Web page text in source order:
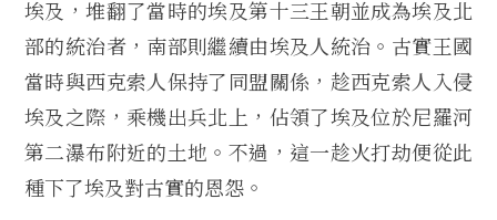
埃及，堆翻了當時的埃及第十三王朝並成為埃及北
部的統治者，南部則繼續由埃及人統治。古實王國
當時與西克索人保持了同盟關係，趁西克索人入侵
埃及之際，乘機出兵北上，佔領了埃及位於尼羅河
第二瀑布附近的土地。不過，這一趁火打劫便從此
種下了埃及對古實的恩怨。